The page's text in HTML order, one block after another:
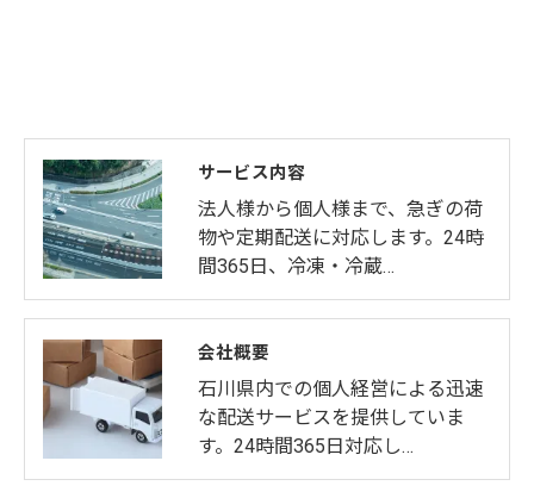
サービス内容
法人様から個人様まで、急ぎの荷
物や定期配送に対応します。24時
間365日、冷凍・冷蔵…
会社概要
石川県内での個人経営による迅速
な配送サービスを提供していま
す。24時間365日対応し…
お問い合わせはこちら